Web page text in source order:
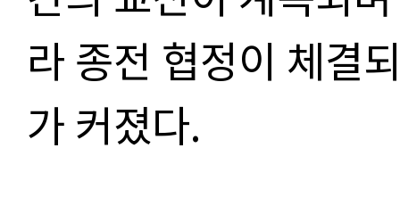
라 종전 협정이 체결
가 커졌다.